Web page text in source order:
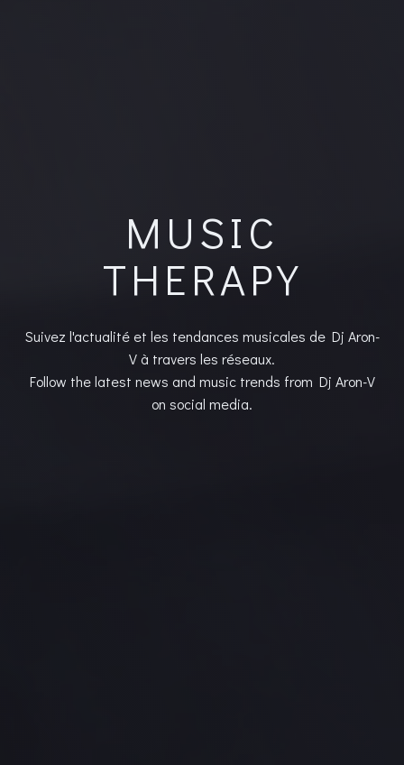
MUSIC
THERAPY
Suivez l'actualité et les tendances musicales de Dj Aron-
V à travers les réseaux.
Follow the latest news and music trends from Dj Aron-V
on social media.